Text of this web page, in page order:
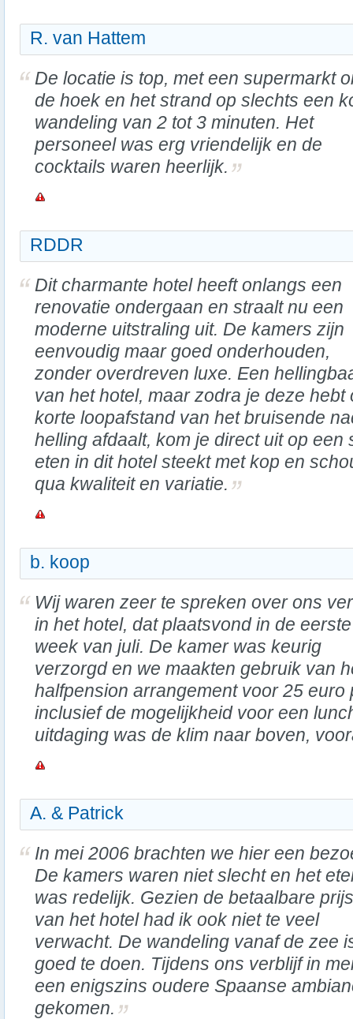
R. van Hattem
De locatie is top, met een supermarkt
de hoek en het strand op slechts een
wandeling van 2 tot 3 minuten. Het
personeel was erg vriendelijk en de
cocktails waren heerlijk.
RDDR
Dit charmante hotel heeft onlangs een
renovatie ondergaan en straalt nu een
moderne uitstraling uit. De kamers zijn
eenvoudig maar goed onderhouden,
zonder overdreven luxe. Een
van het hotel, maar zodra je deze
korte loopafstand van het bruisende
helling afdaalt, kom je direct uit op een
eten in dit hotel steekt met kop en
qua kwaliteit en variatie.
b. koop
Wij waren zeer te spreken over ons
in het hotel, dat plaatsvond in de eerste
week van juli. De kamer was keurig
verzorgd en we maakten gebruik van
halfpension arrangement voor 25
inclusief de mogelijkheid voor een
uitdaging was de klim naar boven,
A. & Patrick
In mei 2006 brachten we hier een
De kamers waren niet slecht en het
was redelijk. Gezien de betaalbare prijs
van het hotel had ik ook niet te veel
verwacht. De wandeling vanaf de zee
goed te doen. Tijdens ons verblijf in
een enigszins oudere Spaanse
gekomen.